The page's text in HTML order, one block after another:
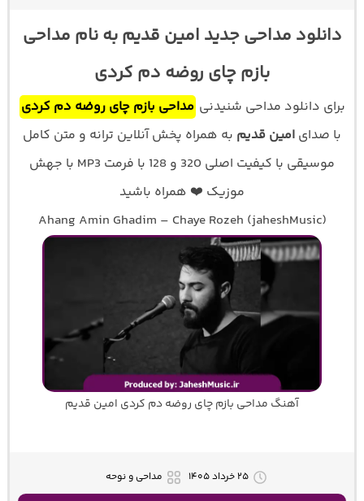
دانلود مداحی جدید امین قدیم به نام مداحی
بازم چای روضه دم کردی
برای دانلود مداحی شنیدنی مداحی بازم چای روضه دم کردی
با صدای امین قدیم به همراه پخش آنلاین ترانه و متن کامل
موسیقی با کیفیت اصلی 320 و 128 با فرمت MP3 با جهش
موزیک ❤️ همراه باشید
Ahang Amin Ghadim – Chaye Rozeh (jaheshMusic)
آهنگ مداحی بازم چای روضه دم کردی امین قدیم
۲۵ خرداد ۱۴۰۵ مداحی و نوحه